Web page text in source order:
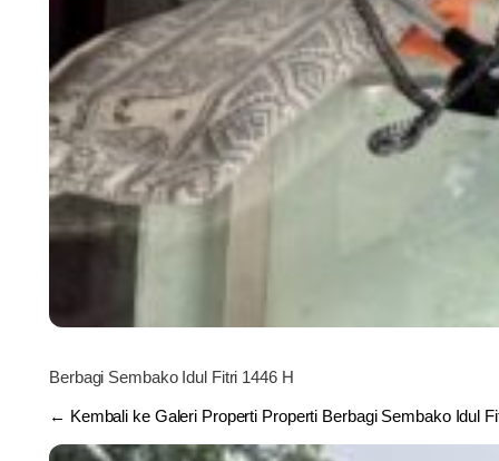
Berbagi Sembako Idul Fitri 1446 H
← Kembali ke Galeri Properti Properti Berbagi Sembako Idul